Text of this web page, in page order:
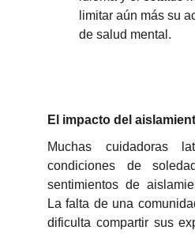
limitar aún más su
de salud mental.
El impacto del
Muchas cuidadoras
condiciones de
sentimientos de
La falta de una
dificulta compartir sus